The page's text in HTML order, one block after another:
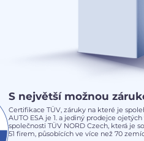
S největší možnou
Certifikace TÜV, záruky na které je
AUTO ESA je 1. a jediný prodejce
společnosti TÜV NORD Czech, která je
51 firem, působících ve více než 70